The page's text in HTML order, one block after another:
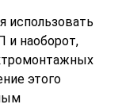
использовать
и наоборот,
этого